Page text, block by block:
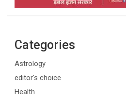
Categories
Astrology
editor's choice
Health